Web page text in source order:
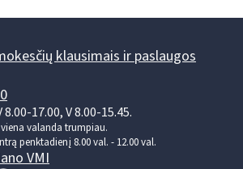
klausimais ir paslaugos
17.00, V 8.00-15.45.
valanda trumpiau.
penktadienį 8.00 val. - 12.00 val.
VMI